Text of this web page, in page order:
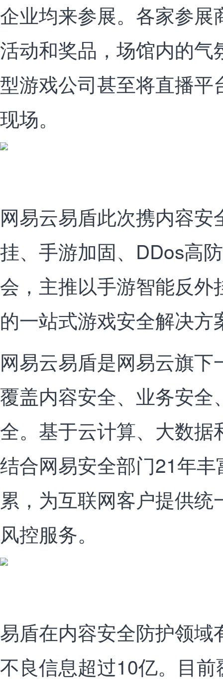
企业均来参展。各家参
活动和奖品，场馆内的气
型游戏公司甚至将直播平
现场。
网易云易盾此次携内容
挂、手游加固、DDos高
会，主推以手游智能反
的一站式游戏安全解决方
网易云易盾是网易云旗
覆盖内容安全、业务安全
全。基于云计算、大数
结合网易安全部门21年
累，为互联网客户提供
风控服务。
易盾在内容安全防护领
不良信息超过10亿。目